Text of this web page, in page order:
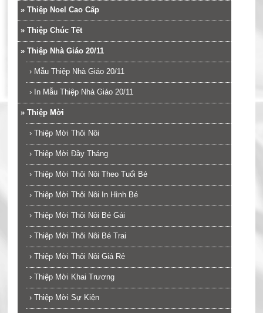
» Thiệp Noel Cao Cấp
» Thiệp Chúc Tết
» Thiệp Nhà Giáo 20/11
› Mẫu Thiệp Nhà Giáo 20/11
› In Mẫu Thiệp Nhà Giáo 20/11
» Thiệp Mời
› Thiệp Mời Thôi Nôi
› Thiệp Mời Đầy Tháng
› Thiệp Mời Thôi Nôi Theo Tuổi Bé
› Thiệp Mời Thôi Nôi In Hình Bé
› Thiệp Mời Thôi Nôi Bé Gái
› Thiệp Mời Thôi Nôi Bé Trai
› Thiệp Mời Thôi Nôi Giá Rẻ
› Thiệp Mời Khai Trương
› Thiệp Mời Sự Kiện